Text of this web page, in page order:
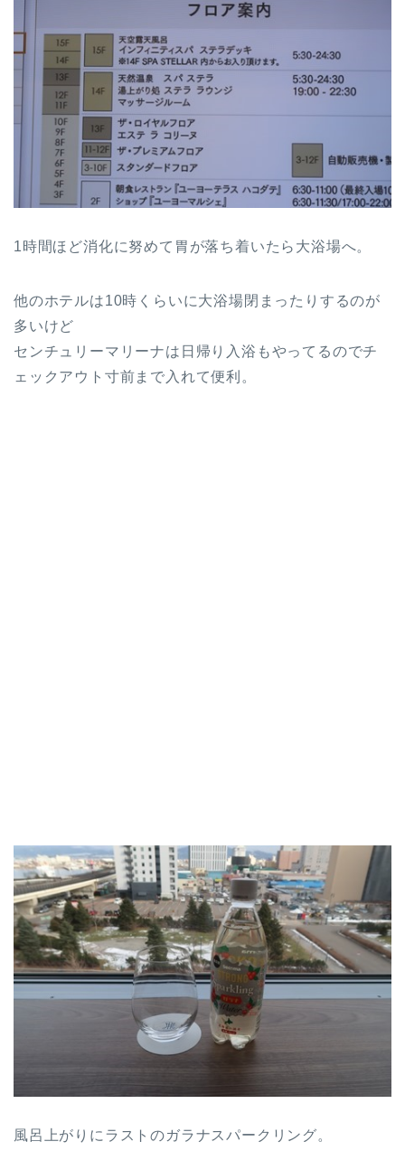
1時間ほど消化に努めて胃が落ち着いたら大浴場へ。
他のホテルは10時くらいに大浴場閉まったりするのが
多いけど
センチュリーマリーナは日帰り入浴もやってるのでチ
ェックアウト寸前まで入れて便利。
風呂上がりにラストのガラナスパークリング。